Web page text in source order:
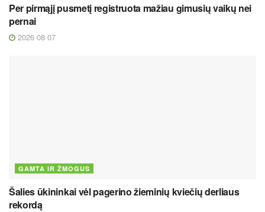
Per pirmąjį pusmetį registruota mažiau gimusių vaikų nei
pernai
2026 08 07
GAMTA IR ŽMOGUS
Šalies ūkininkai vėl pagerino žieminių kviečių derliaus
rekordą